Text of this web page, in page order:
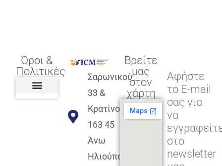
Όροι &
Πολιτικές
Σαρωνικού
33 &
Κρατίνου
163 45
Άνω
Ηλιούπολη
Βρείτε
μας
στον
χάρτη
Αφήστε
το E-mail
σας για
να
στο
newsletter